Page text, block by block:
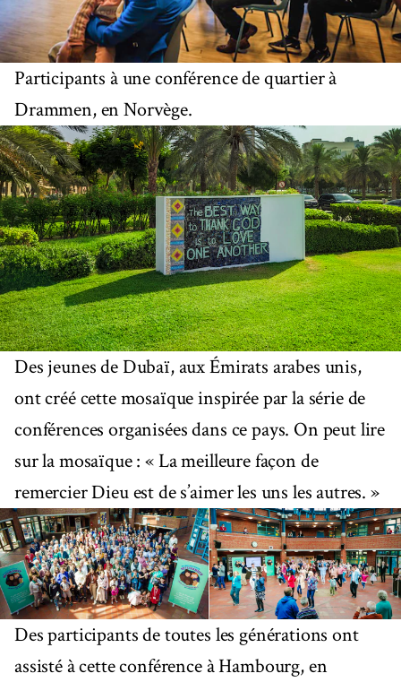
Participants à une conférence de quartier à
Drammen, en Norvège.
Des jeunes de Dubaï, aux Émirats arabes unis,
ont créé cette mosaïque inspirée par la série de
conférences organisées dans ce pays. On peut lire
sur la mosaïque : « La meilleure façon de
remercier Dieu est de s’aimer les uns les autres. »
Des participants de toutes les générations ont
assisté à cette conférence à Hambourg, en